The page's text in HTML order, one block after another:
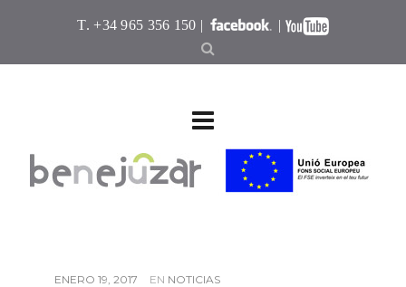
T. +34 965 356 150 | |
ENERO 19, 2017 EN NOTICIAS